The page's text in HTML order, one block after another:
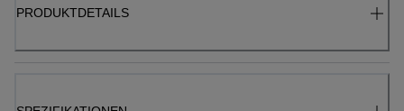
PRODUKTDETAILS